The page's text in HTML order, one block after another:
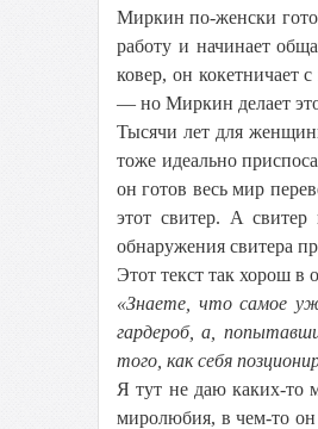
Миркин по-женски
работу и начинает
ковер, он кокетничает
— но Миркин делает
Тысячи лет для
тоже идеально
он готов весь мир
этот свитер. А
обнаружения свитера
Этот текст так хорош
«Знаете, что самое
гардероб, а,
того, как себя
Я тут не даю каких-то
миролюбия, в чем-то